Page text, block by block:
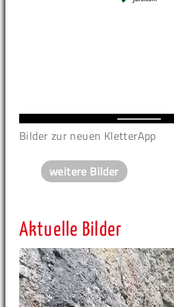
Bilder zur neuen KletterApp
weitere Bilder
Aktuelle Bilder